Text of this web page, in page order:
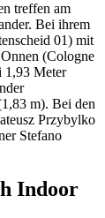
treffen am
Bei ihrem
01) mit
(Cologne
1,93 Meter
m). Bei den
Przybylko
Stefano
Indoor